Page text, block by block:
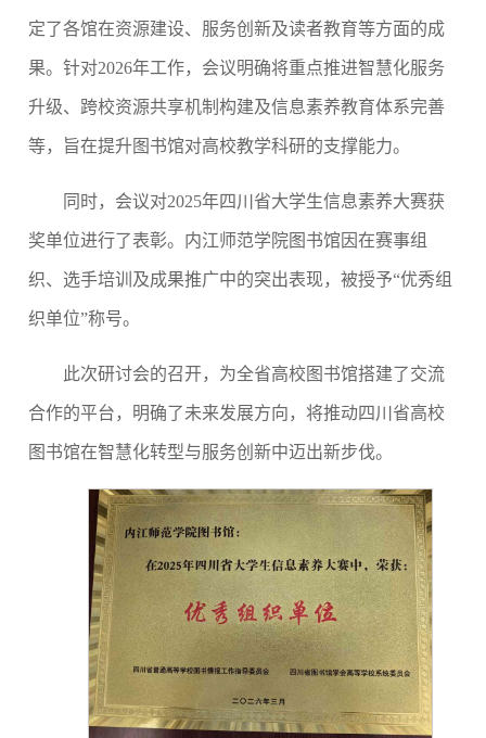
定了各馆在资源建设、服务创新及读者教育等方面的成
果。针对2026年工作，会议明确将重点推进智慧化服务
升级、跨校资源共享机制构建及信息素养教育体系完善
等，旨在提升图书馆对高校教学科研的支撑能力。
同时，会议对2025年四川省大学生信息素养大赛获
奖单位进行了表彰。内江师范学院图书馆因在赛事组
织、选手培训及成果推广中的突出表现，被授予“优秀组
织单位”称号。
此次研讨会的召开，为全省高校图书馆搭建了交流
合作的平台，明确了未来发展方向，将推动四川省高校
图书馆在智慧化转型与服务创新中迈出新步伐。